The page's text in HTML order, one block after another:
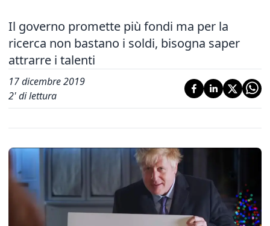
Il governo promette più fondi ma per la
ricerca non bastano i soldi, bisogna saper
attrarre i talenti
17 dicembre 2019
2' di lettura